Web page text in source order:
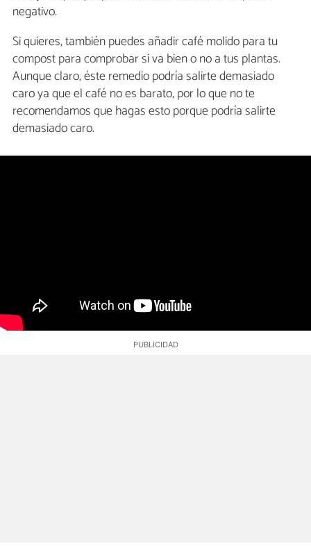
negativo.
Si quieres, también puedes añadir café molido para tu
compost para comprobar si va bien o no a tus plantas.
Aunque claro, éste remedio podría salirte demasiado
caro ya que el café no es barato, por lo que no te
recomendamos que hagas esto porque podría salirte
demasiado caro.